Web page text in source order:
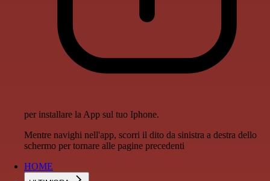
per installare la App sul tuo Iphone.
Mentre navighi nell'app, scorri il dito da sinistra a destra dello
schermo per tornare alle pagine precedenti
HOME